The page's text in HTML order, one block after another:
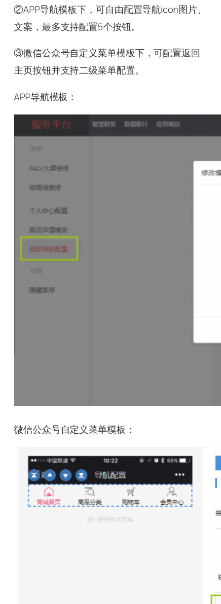
②APP导航模板下，可自由配置导航icon图片、
文案，最多支持配置5个按钮。
③微信公众号自定义菜单模板下，可配置返回
主页按钮并支持二级菜单配置。
APP导航模板：
微信公众号自定义菜单模板：